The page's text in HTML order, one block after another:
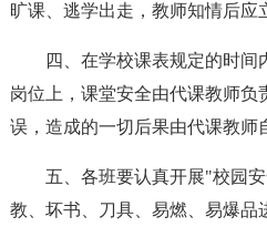
旷课、逃学出走，教师知情后应
四、在学校课表规定的时
岗位上，课堂安全由代课教师负
误，造成的一切后果由代课教师
五、各班要认真开展"校园
教、坏书、刀具、易燃、易爆品